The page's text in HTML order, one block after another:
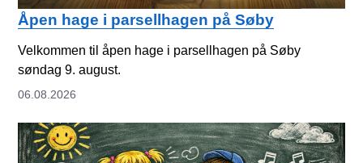
Åpen hage i parsellhagen på Søby
Velkommen til åpen hage i parsellhagen på Søby
søndag 9. august.
06.08.2026